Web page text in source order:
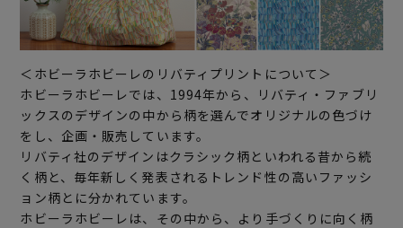
＜ホビーラホビーレのリバティプリントについて＞
ホビーラホビーレでは、1994年から、リバティ・ファブリ
ックスのデザインの中から柄を選んでオリジナルの色づけ
をし、企画・販売しています。
リバティ社のデザインはクラシック柄といわれる昔から続
く柄と、毎年新しく発表されるトレンド性の高いファッシ
ョン柄とに分かれています。
ホビーラホビーレは、その中から、より手づくりに向く柄